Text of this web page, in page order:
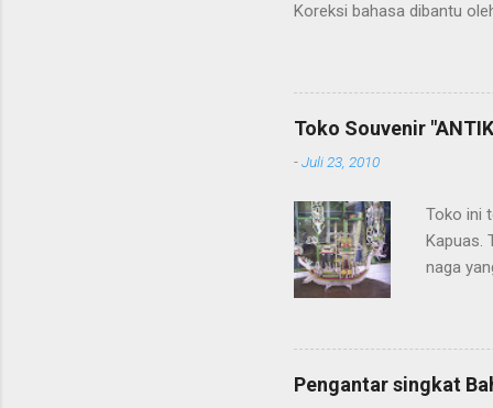
Koreksi bahasa dibantu
Toko Souvenir
-Juli 23, 2010
Toko ini
Kapuas.
naga
Pengantar singkat